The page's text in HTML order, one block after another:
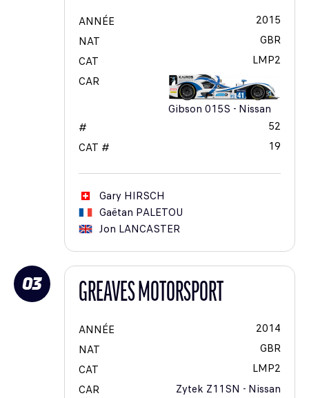
ANNÉE
2015
NAT
GBR
CAT
LMP2
CAR
Gibson 015S - Nissan
#
52
CAT #
19
Gary HIRSCH
Gaëtan PALETOU
Jon LANCASTER
03 GREAVES MOTORSPORT
ANNÉE
2014
NAT
GBR
CAT
LMP2
CAR
Zytek Z11SN - Nissan